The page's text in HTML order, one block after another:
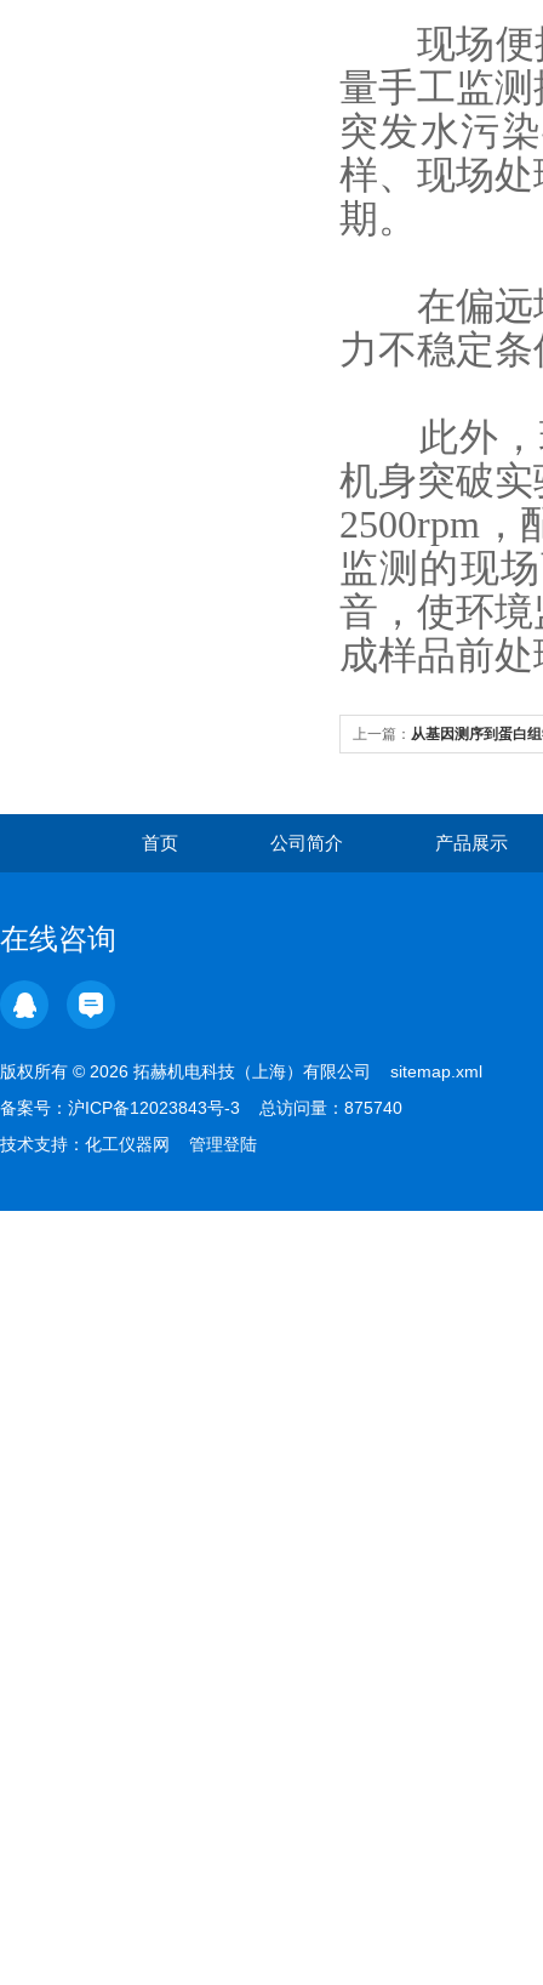
现场
量手工监
突发水污
样、现场
期。
在偏远地
力不稳定
此外，
机身突破
2500rpm
监测的现
音，使环
成样品前
上一篇： 从基因测序到蛋白
首页 公司简介 产品展示
在线咨询
版权所有 © 2026 拓赫机电科技（上海）有限公司 sitemap.xml
备案号： 沪ICP备12023843号-3 总访问量：875740
技术支持： 化工仪器网 管理登陆